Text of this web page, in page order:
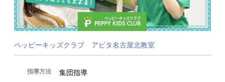
ペッピーキッズクラブ アピタ名古屋北教室
指導方法 集団指導